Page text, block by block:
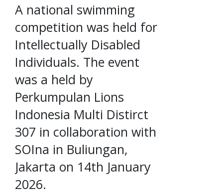
A national swimming
competition was held for
Intellectually Disabled
Individuals. The event
was a held by
Perkumpulan Lions
Indonesia Multi Distirct
307 in collaboration with
SOIna in Buliungan,
Jakarta on 14th January
2026.